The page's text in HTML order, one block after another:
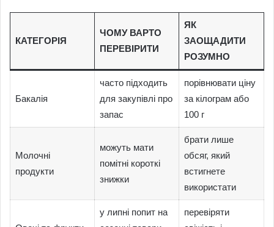
КАТЕГОРІЯ
ЧОМУ ВАРТО
ПЕРЕВІРИТИ
ЯК
ЗАОЩАДИТИ
РОЗУМНО
Бакалія
часто підходить
для закупівлі про
запас
порівнювати ціну
за кілограм або
100 г
Молочні
продукти
можуть мати
помітні короткі
знижки
брати лише
обсяг, який
встигнете
використати
у липні попит на
перевіряти